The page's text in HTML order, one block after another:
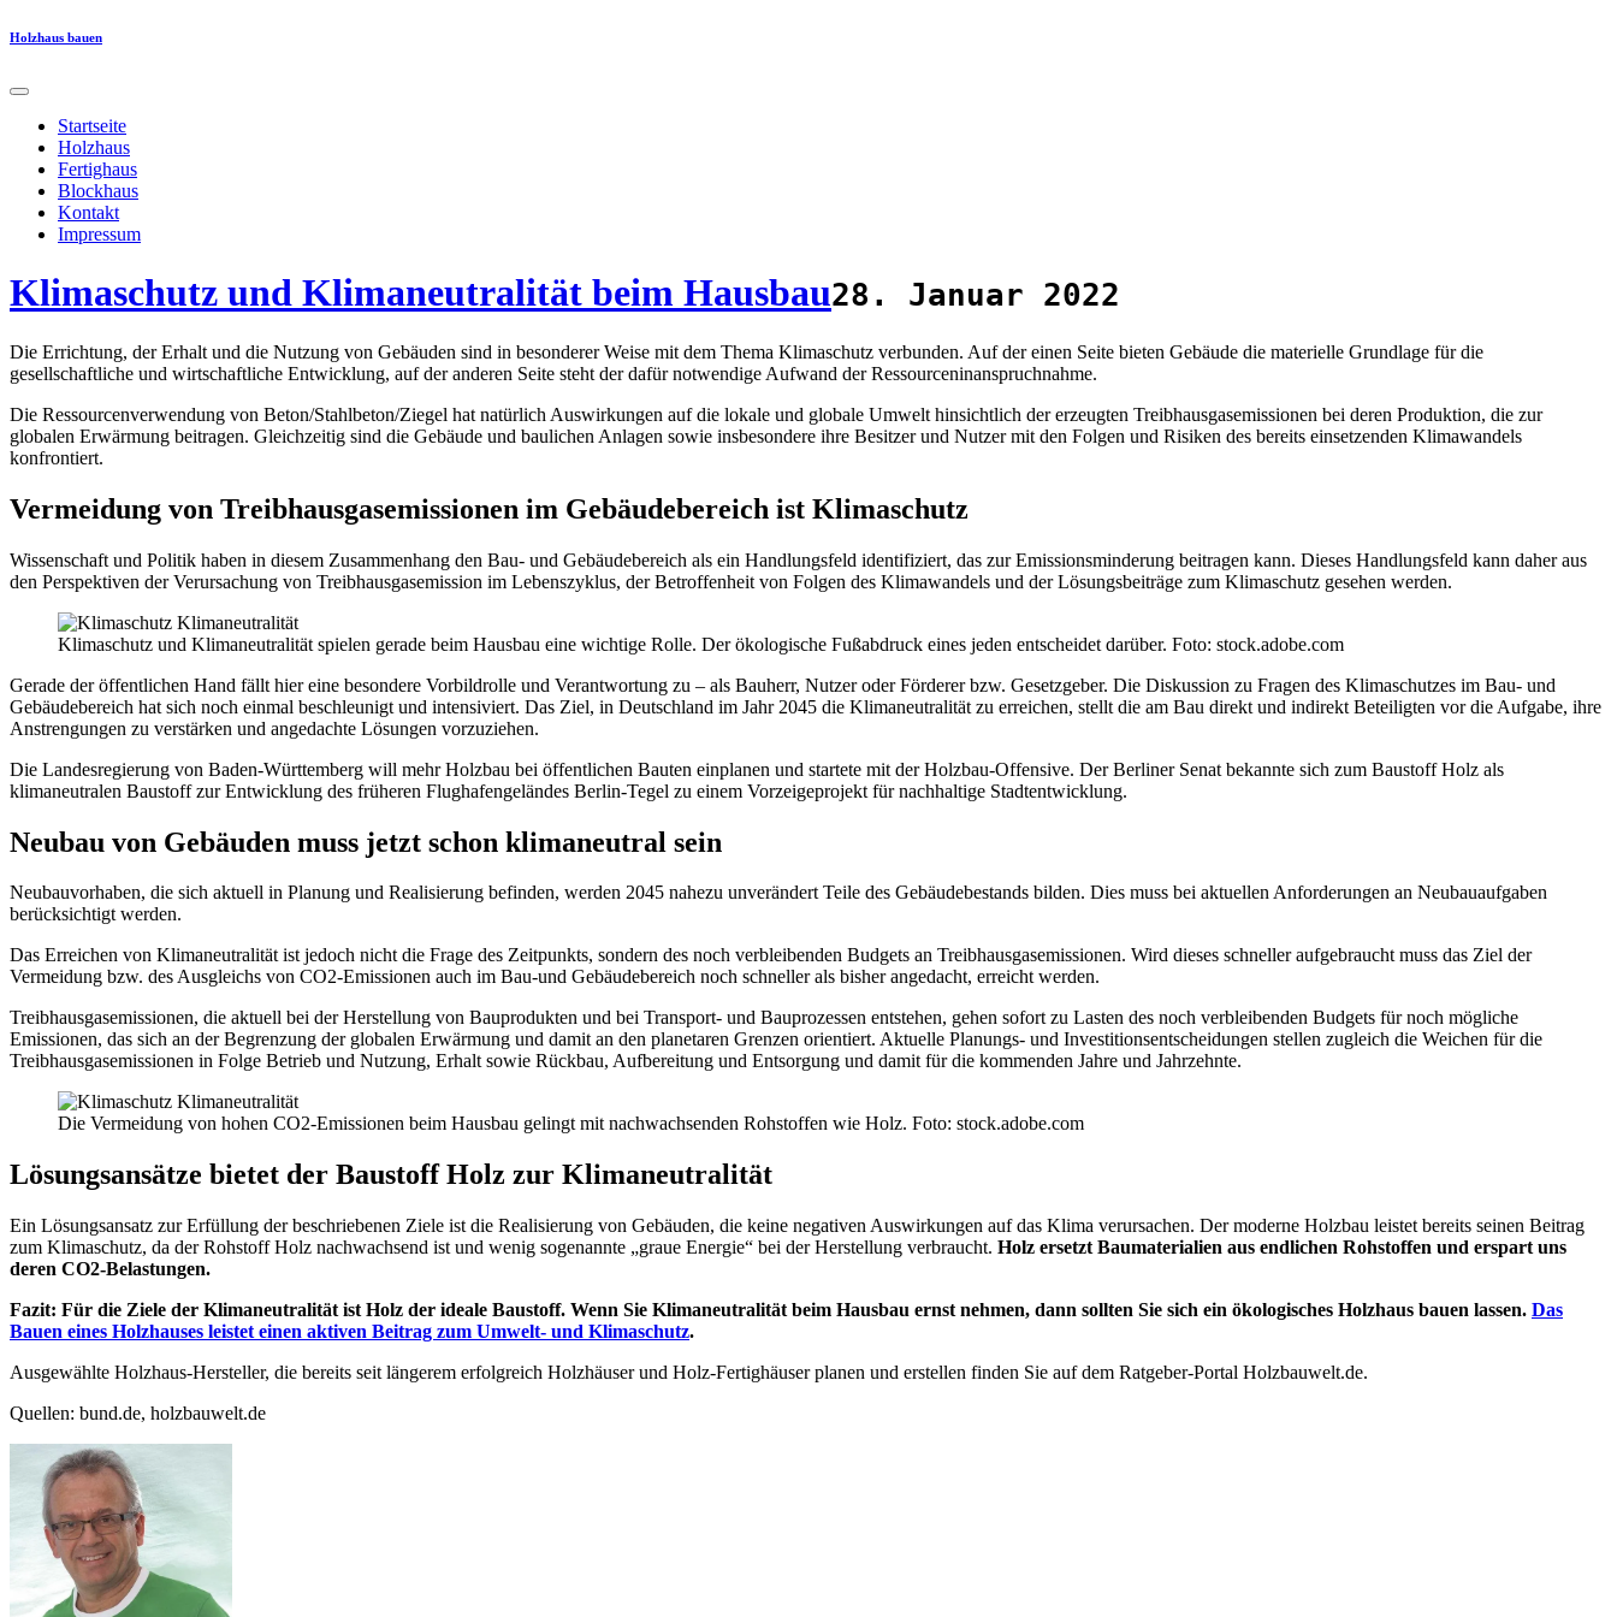
Skip
Holzhaus bauen
Startseite
Holzhaus
Fertighaus
Blockhaus
Kontakt
Impressum
Klimaschutz und Klimaneutralität beim Hausbau28. Januar 2022
Die Errichtung, der Erhalt und die Nutzung von Gebäuden sind in besonderer Weise mit dem Thema Klimaschutz verbunden. Auf der einen Seite bieten Gebäude die materielle Grundlage für die
gesellschaftliche und wirtschaftliche Entwicklung, auf der anderen Seite steht der dafür notwendige Aufwand der Ressourceninanspruchnahme.
Die Ressourcenverwendung von Beton/Stahlbeton/Ziegel hat natürlich Auswirkungen auf die lokale und globale Umwelt hinsichtlich der erzeugten Treibhausgasemissionen bei deren Produktion, die zur
globalen Erwärmung beitragen. Gleichzeitig sind die Gebäude und baulichen Anlagen sowie insbesondere ihre Besitzer und Nutzer mit den Folgen und Risiken des bereits einsetzenden Klimawandels
konfrontiert.
Vermeidung von Treibhausgasemissionen im Gebäudebereich ist Klimaschutz
Wissenschaft und Politik haben in diesem Zusammenhang den Bau- und Gebäudebereich als ein Handlungsfeld identifiziert, das zur Emissionsminderung beitragen kann. Dieses Handlungsfeld kann daher aus
den Perspektiven der Verursachung von Treibhausgasemission im Lebenszyklus, der Betroffenheit von Folgen des Klimawandels und der Lösungsbeiträge zum Klimaschutz gesehen werden.
Klimaschutz und Klimaneutralität spielen gerade beim Hausbau eine wichtige Rolle. Der ökologische Fußabdruck eines jeden entscheidet darüber. Foto: stock.adobe.com
Gerade der öffentlichen Hand fällt hier eine besondere Vorbildrolle und Verantwortung zu – als Bauherr, Nutzer oder Förderer bzw. Gesetzgeber. Die Diskussion zu Fragen des Klimaschutzes im Bau- und
Gebäudebereich hat sich noch einmal beschleunigt und intensiviert. Das Ziel, in Deutschland im Jahr 2045 die Klimaneutralität zu erreichen, stellt die am Bau direkt und indirekt Beteiligten vor die Aufgabe, ihre
Anstrengungen zu verstärken und angedachte Lösungen vorzuziehen.
Die Landesregierung von Baden-Württemberg will mehr Holzbau bei öffentlichen Bauten einplanen und startete mit der Holzbau-Offensive. Der Berliner Senat bekannte sich zum Baustoff Holz als
klimaneutralen Baustoff zur Entwicklung des früheren Flughafengeländes Berlin-Tegel zu einem Vorzeigeprojekt für nachhaltige Stadtentwicklung.
Neubau von Gebäuden muss jetzt schon klimaneutral sein
Neubauvorhaben, die sich aktuell in Planung und Realisierung befinden, werden 2045 nahezu unverändert Teile des Gebäudebestands bilden. Dies muss bei aktuellen Anforderungen an Neubauaufgaben
berücksichtigt werden.
Das Erreichen von Klimaneutralität ist jedoch nicht die Frage des Zeitpunkts, sondern des noch verbleibenden Budgets an Treibhausgasemissionen. Wird dieses schneller aufgebraucht muss das Ziel der
Vermeidung bzw. des Ausgleichs von CO2-Emissionen auch im Bau-und Gebäudebereich noch schneller als bisher angedacht, erreicht werden.
Treibhausgasemissionen, die aktuell bei der Herstellung von Bauprodukten und bei Transport- und Bauprozessen entstehen, gehen sofort zu Lasten des noch verbleibenden Budgets für noch mögliche
Emissionen, das sich an der Begrenzung der globalen Erwärmung und damit an den planetaren Grenzen orientiert. Aktuelle Planungs- und Investitionsentscheidungen stellen zugleich die Weichen für die
Treibhausgasemissionen in Folge Betrieb und Nutzung, Erhalt sowie Rückbau, Aufbereitung und Entsorgung und damit für die kommenden Jahre und Jahrzehnte.
Die Vermeidung von hohen CO2-Emissionen beim Hausbau gelingt mit nachwachsenden Rohstoffen wie Holz. Foto: stock.adobe.com
Lösungsansätze bietet der Baustoff Holz zur Klimaneutralität
Ein Lösungsansatz zur Erfüllung der beschriebenen Ziele ist die Realisierung von Gebäuden, die keine negativen Auswirkungen auf das Klima verursachen. Der moderne Holzbau leistet bereits seinen Beitrag
zum Klimaschutz, da der Rohstoff Holz nachwachsend ist und wenig sogenannte „graue Energie“ bei der Herstellung verbraucht. Holz ersetzt Baumaterialien aus endlichen Rohstoffen und erspart uns
deren CO2-Belastungen.
Fazit: Für die Ziele der Klimaneutralität ist Holz der ideale Baustoff. Wenn Sie Klimaneutralität beim Hausbau ernst nehmen, dann sollten Sie sich ein ökologisches Holzhaus bauen lassen. Das
Bauen eines Holzhauses leistet einen aktiven Beitrag zum Umwelt- und Klimaschutz.
Ausgewählte Holzhaus-Hersteller, die bereits seit längerem erfolgreich Holzhäuser und Holz-Fertighäuser planen und erstellen finden Sie auf dem Ratgeber-Portal Holzbauwelt.de.
Quellen: bund.de, holzbauwelt.de